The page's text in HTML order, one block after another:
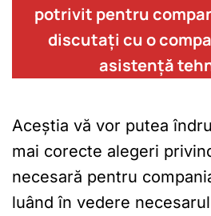
potrivit pentru
discutați cu o
asistență
Aceștia vă vor putea
mai corecte alegeri
necesară pentru
luând în vedere